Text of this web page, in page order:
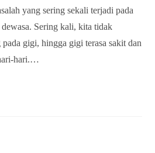
yang sering sekali terjadi pada
Sering kali, kita tidak
gigi, hingga gigi terasa sakit dan
hari.…